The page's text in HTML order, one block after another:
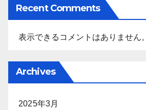
Recent Comments
表示できるコメントはありません。
Archives
2025年3月